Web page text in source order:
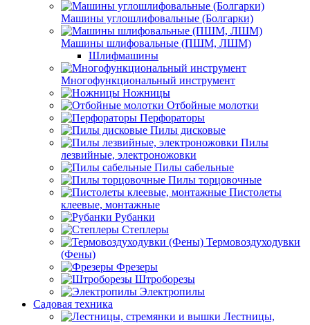
Машины углошлифовальные (Болгарки)
Машины шлифовальные (ПШМ, ЛШМ)
Шлифмашины
Многофункциональный инструмент
Ножницы
Отбойные молотки
Перфораторы
Пилы дисковые
Пилы
лезвийные, электроножовки
Пилы сабельные
Пилы торцовочные
Пистолеты
клеевые, монтажные
Рубанки
Степлеры
Термовоздуходувки
(Фены)
Фрезеры
Штроборезы
Электропилы
Садовая техника
Лестницы,